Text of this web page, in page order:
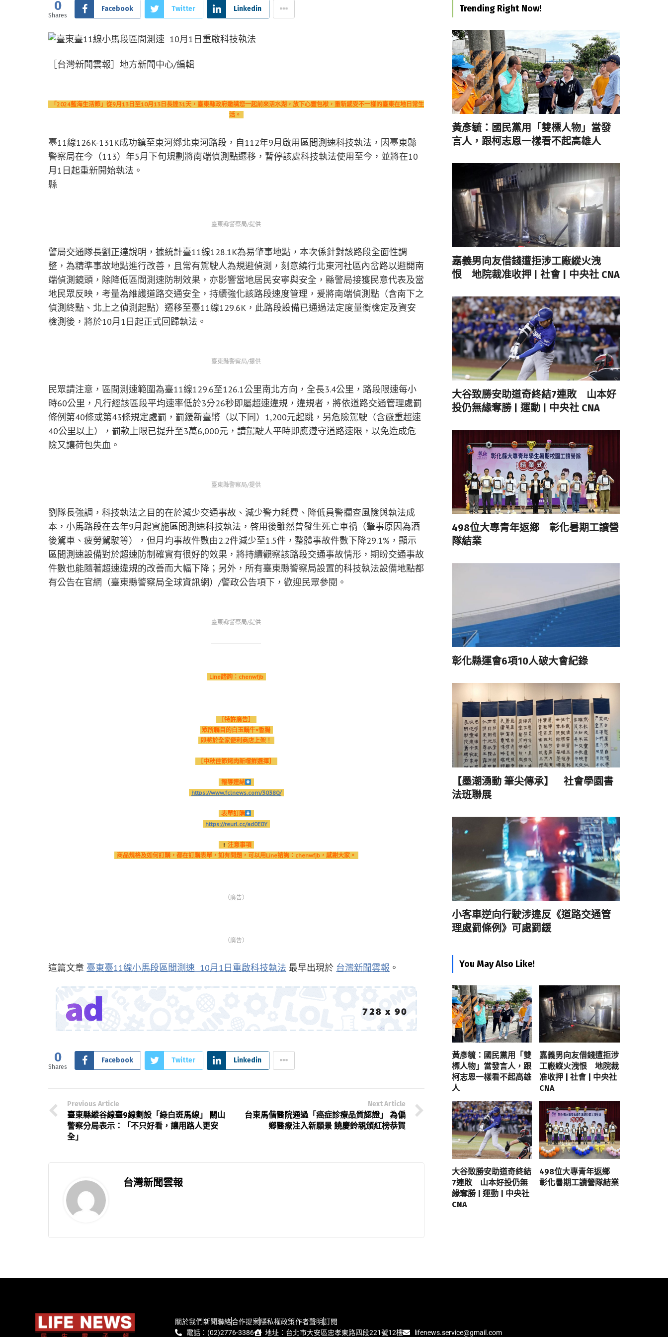
0
Shares
Facebook Twitter Linkedin
［台灣新聞雲報］地方新聞中心/編輯
「2024藍海生活節」從9月13日至10月13日長達31天，臺東縣政府邀請您一起前來活水湖，放下心靈包袱，重新感受不一樣的臺東在地日常生
活。
臺11線126K-131K成功鎮至東河鄕北東河路段，自112年9月啟用區間測速科技執法，因臺東縣
警察局在今（113）年5月下旬規劃將南端偵測點遷移，暫停該處科技執法使用至今，並將在10
月1日起重新開始執法。
縣
臺東縣警察局/提供
警局交通隊長劉正達說明，據統計臺11線128.1K為易肇事地點，本次係針對該路段全面性調
整，為精準事故地點進行改善，且常有駕駛人為規避偵測，刻意繞行北東河社區內岔路以避開南
端偵測鏡頭，除降低區間測速防制效果，亦影響當地居民安寧與安全，縣警局接獲民意代表及當
地民眾反映，考量為維護道路交通安全，持續強化該路段速度管理，爰將南端偵測點（含南下之
偵測終點、北上之偵測起點）遷移至臺11線129.6K，此路段設備已通過法定度量衡檢定及資安
檢測後，將於10月1日起正式回歸執法。
臺東縣警察局/提供
民眾請注意，區間測速範圍為臺11線129.6至126.1公里南北方向，全長3.4公里，路段限速每小
時60公里，凡行經該區段平均速率低於3分26秒即屬超速違規，違規者，將依道路交通管理處罰
條例第40條或第43條規定處罰，罰鍰新臺幣（以下同）1,200元起跳，另危險駕駛（含嚴重超速
40公里以上），罰款上限已提升至3萬6,000元，請駕駛人平時即應遵守道路速限，以免造成危
險又讓荷包失血。
臺東縣警察局/提供
劉隊長強調，科技執法之目的在於減少交通事故、減少警力耗費、降低員警攔查風險與執法成
本，小馬路段在去年9月起實施區間測速科技執法，啓用後雖然曾發生死亡車禍（肇事原因為酒
後駕車、疲勞駕駛等），但月均事故件數由2.2件減少至1.5件，整體事故件數下降29.1%，顯示
區間測速設備對於超速防制確實有很好的效果，將持續觀察該路段交通事故情形，期盼交通事故
件數也能隨著超速違規的改善而大幅下降；另外，所有臺東縣警察局設置的科技執法設備地點都
有公告在官網（臺東縣警察局全球資訊網）/警政公告項下，歡迎民眾參閱。
臺東縣警察局/提供
Line諮詢：chenwfjb
［特許廣告］
眾所矚目的白玉鍋牛×香腸
即將於全家便利商店上架！
［中秋佳節烤肉新嚐鮮選擇］
報導連結
https://www.fclnews.com/30380/
表單訂購
https://reurl.cc/ad0E0Y
注意事項
商品規格及如何訂購，都在訂購表單，如有問題，可以用Line諮詢：chenwfjb，感謝大家。
（廣告）
（廣告）
這篇文章 臺東臺11線小馬段區間測速 10月1日重啟科技執法 最早出現於 台灣新聞雲報 。
0
Shares
Facebook Twitter Linkedin
Previous Article
臺東縣縱谷線臺9線劃設「綠白斑馬線」 關山
警察分局表示：「不只好看，讓用路人更安
全」
Next Article
台東馬偕醫院通過「癌症診療品質認證」 為偏
鄉醫療注入新願景 饒慶鈴親頒紅榜恭賀
台灣新聞雲報
Trending Right Now!
黃彥毓：國民黨用「雙標人物」當發
言人，跟柯志恩一樣看不起高雄人
嘉義男向友借錢遭拒涉工廠縱火洩
恨 地院裁准收押 | 社會 | 中央社 CNA
大谷致勝安助道奇終結7連敗 山本好
投仍無緣奪勝 | 運動 | 中央社 CNA
498位大專青年返鄉 彰化暑期工讀營
隊結業
彰化縣運會6項10人破大會紀錄
【墨潮湧動 筆尖傳承】 社會學園書
法班聯展
小客車逆向行駛涉違反《道路交通管
理處罰條例》可處罰鍰
You May Also Like!
黃彥毓：國民黨用「雙
標人物」當發言人，跟
柯志恩一樣看不起高雄
人
嘉義男向友借錢遭拒涉
工廠縱火洩恨 地院裁
准收押 | 社會 | 中央社
CNA
大谷致勝安助道奇終結
7連敗 山本好投仍無
緣奪勝 | 運動 | 中央社
CNA
498位大專青年返鄉
彰化暑期工讀營隊結業
關於我們新聞聯絡合作提案隱私權政策作者聲明訂閱
電話：(02)2776-3386
地址：台北市大安區忠孝東路四段221號12樓 lifenews.service@gmail.com